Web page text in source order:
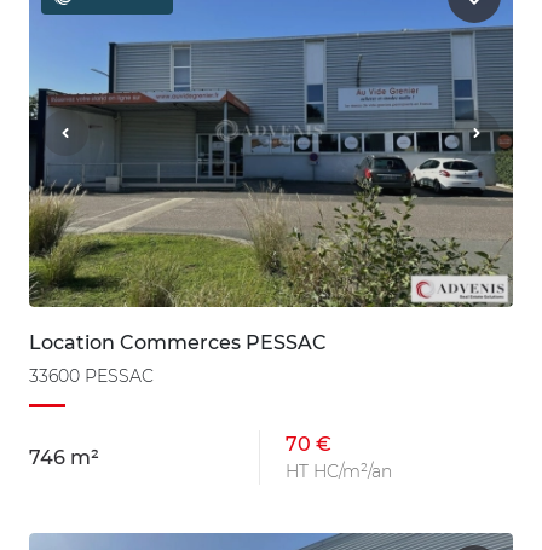
Location Commerces PESSAC
33600 PESSAC
746 m²
70 €
HT HC/m²/an